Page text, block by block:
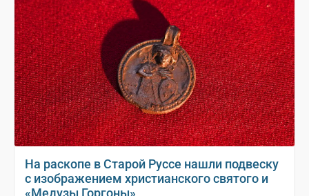
На раскопе в Старой Руссе нашли подвеску
с изображением христианского святого и
«Медузы Горгоны»